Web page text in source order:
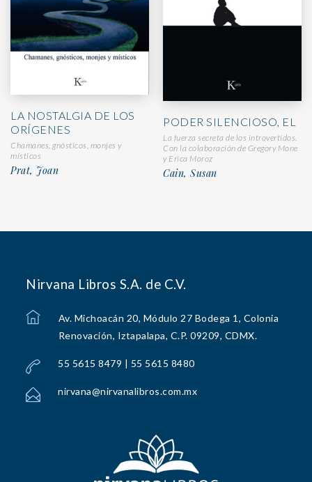
LA NOSTALGIA DE LOS
ORÍGENES
Chamanes, gnósticos, monjes y
místicos
Prat, Joan
PODER SILENCIOSO, EL
La fuerza secreta de los introvertidos.
Con la colaboración de Gregory Mone
y Erica Moroz
Cain, Susan
Nirvana Libros S.A. de C.V.
Av. Michoacán 20, Módulo 27 Bodega 1, Colonia
Renovación, Iztapalapa, C.P. 09209, CDMX.
55 5615 8479 | 55 5615 8480
nirvana@nirvanalibros.com.mx